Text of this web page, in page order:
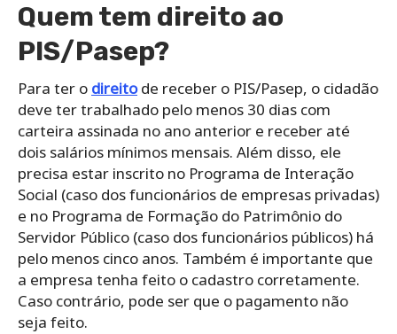
Quem tem direito ao
PIS/Pasep?
Para ter o direitode receber o PIS/Pasep, o cidadão
deve ter trabalhado pelo menos 30 dias com
carteira assinada no ano anterior e receber até
dois salários mínimos mensais. Além disso, ele
precisa estar inscrito no Programa de Interação
Social (caso dos funcionários de empresas privadas)
e no Programa de Formação do Patrimônio do
Servidor Público (caso dos funcionários públicos) há
pelo menos cinco anos. Também é importante que
a empresa tenha feito o cadastro corretamente.
Caso contrário, pode ser que o pagamento não
seja feito.